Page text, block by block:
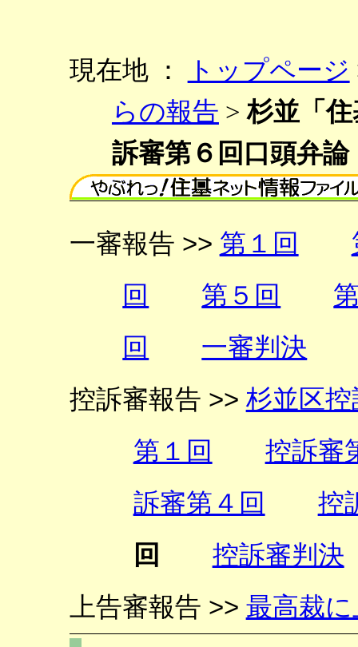
現在地 ： トップページ
らの報告 >杉並「
訴審第６回口頭弁論
一審報告 >> 第１回
回
第５回
回
一審判決
控訴審報告 >> 杉並区控
第１回
控訴審
訴審第４回
控
回
控訴審判決
上告審報告 >> 最高裁